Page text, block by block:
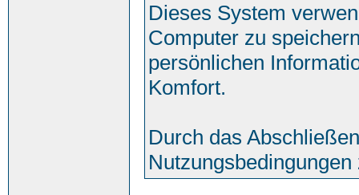
Dieses System
Computer zu
persönlichen
Komfort.
Durch das
Nutzungsbedingungen